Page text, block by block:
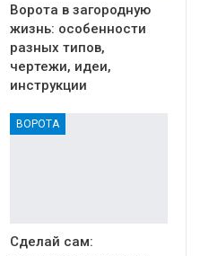
Ворота в загородную
жизнь: особенности
разных типов,
чертежи, идеи,
инструкции
ВОРОТА
Сделай сам: